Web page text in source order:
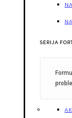
SERIJA